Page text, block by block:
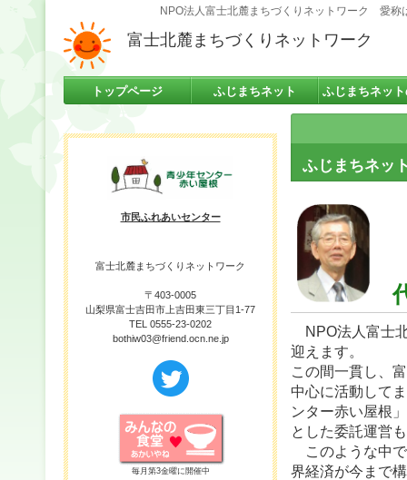
NPO法人富士北麓まちづくりネットワーク 愛称は「
富士北麓まちづくりネットワーク
ふじまちネッ
NPO法人富士
迎えます。
この間一貫し、
中心に活動して
ンター赤い屋根
とした委託運営
このような中で
界経済が今まで
トップページ ふじまちネット ふじまちネッ
市民ふれあいセンター
富士北麓まちづくりネットワーク
〒403-0005
山梨県富士吉田市上吉田東三丁目1-77
TEL 0555-23-0202
bothiw03@friend.ocn.ne.jp
毎月第3金曜に開催中